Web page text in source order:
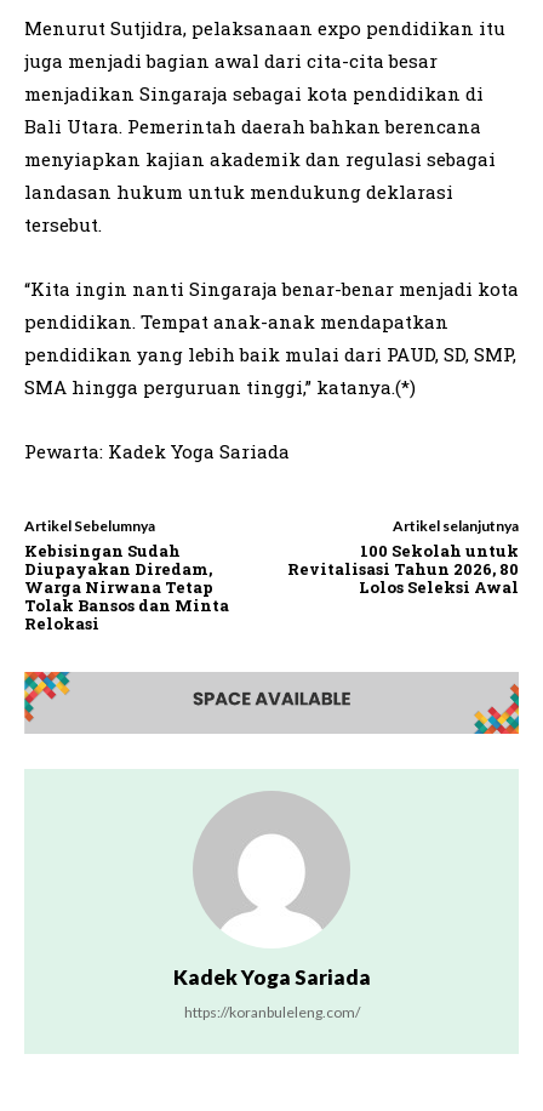
Menurut Sutjidra, pelaksanaan expo pendidikan itu
juga menjadi bagian awal dari cita-cita besar
menjadikan Singaraja sebagai kota pendidikan di
Bali Utara. Pemerintah daerah bahkan berencana
menyiapkan kajian akademik dan regulasi sebagai
landasan hukum untuk mendukung deklarasi
tersebut.
“Kita ingin nanti Singaraja benar-benar menjadi kota
pendidikan. Tempat anak-anak mendapatkan
pendidikan yang lebih baik mulai dari PAUD, SD, SMP,
SMA hingga perguruan tinggi,” katanya.(*)
Pewarta: Kadek Yoga Sariada
Artikel Sebelumnya
Kebisingan Sudah
Diupayakan Diredam,
Warga Nirwana Tetap
Tolak Bansos dan Minta
Relokasi
Artikel selanjutnya
100 Sekolah untuk
Revitalisasi Tahun 2026, 80
Lolos Seleksi Awal
Kadek Yoga Sariada
https://koranbuleleng.com/